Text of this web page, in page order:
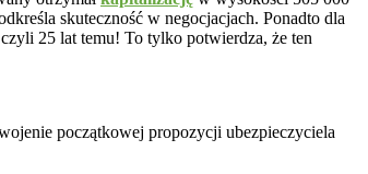
skuteczność w negocjacjach. Ponadto dla
25 lat temu! To tylko potwierdza, że ten
początkowej propozycji ubezpieczyciela